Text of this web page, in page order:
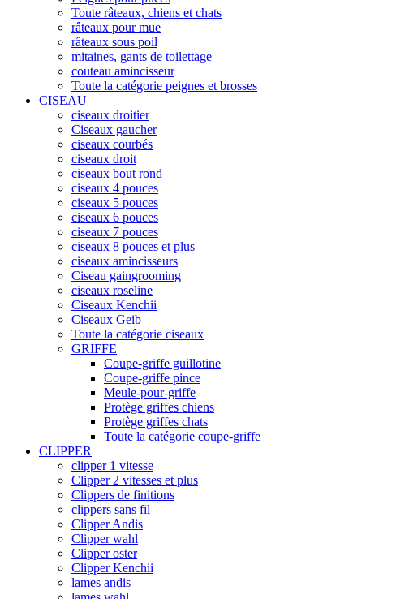
Toute râteaux, chiens et chats
râteaux pour mue
râteaux sous poil
mitaines, gants de toilettage
couteau amincisseur
Toute la catégorie peignes et brosses
CISEAU
ciseaux droitier
Ciseaux gaucher
ciseaux courbés
ciseaux droit
ciseaux bout rond
ciseaux 4 pouces
ciseaux 5 pouces
ciseaux 6 pouces
ciseaux 7 pouces
ciseaux 8 pouces et plus
ciseaux amincisseurs
Ciseau gaingrooming
ciseaux roseline
Ciseaux Kenchii
Ciseaux Geib
Toute la catégorie ciseaux
GRIFFE
Coupe-griffe guillotine
Coupe-griffe pince
Meule-pour-griffe
Protège griffes chiens
Protège griffes chats
Toute la catégorie coupe-griffe
CLIPPER
clipper 1 vitesse
Clipper 2 vitesses et plus
Clippers de finitions
clippers sans fil
Clipper Andis
Clipper wahl
Clipper oster
Clipper Kenchii
lames andis